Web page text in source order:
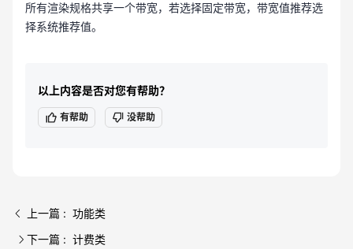
所有渲染规格共享一个带宽，若选择固定带宽，带宽值推荐选
择系统推荐值。
以上内容是否对您有帮助？
有帮助 没帮助
上一篇 : 功能类
下一篇 : 计费类